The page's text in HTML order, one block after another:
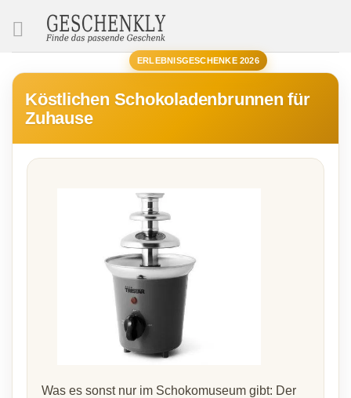
ERLEBNISGESCHENKE 2026
Köstlichen Schokoladenbrunnen für
Zuhause
Was es sonst nur im Schokomuseum gibt: Der